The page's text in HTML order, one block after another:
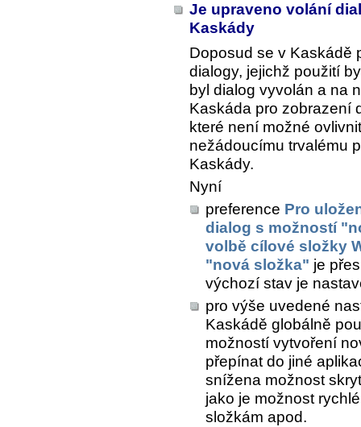
Je upraveno volání
Kaskády
Doposud se v Kaskádě
dialogy, jejichž použití
byl dialog vyvolán a na
Kaskáda pro zobrazení
které není možné
nežádoucímu trvalému
Kaskády.
Nyní
preference Pro
dialog s možností
volbě cílové složky
"nová složka" je
výchozí stav je
pro výše uvedené
Kaskádě globálně
možností vytvoření
přepínat do jiné
snížena možnost
jako je možnost
složkám apod.